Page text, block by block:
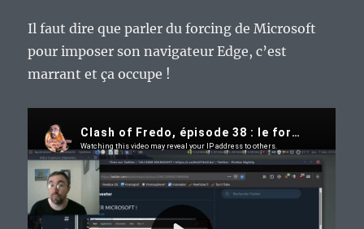
Il faut dire que parler du forcing de Microsoft
pour imposer son navigateur Edge, c’est
marrant et ça occupe !